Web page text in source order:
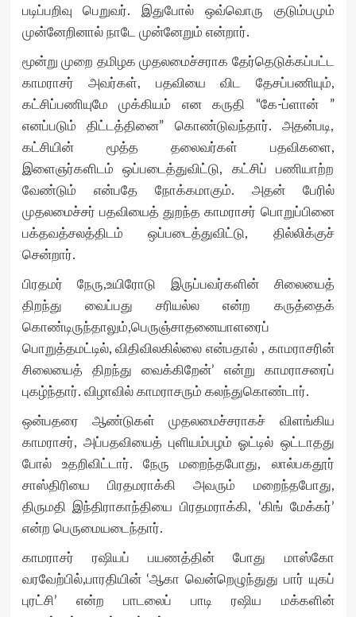
படிப்பறிவு பெறுவர். இதுபோல் ஒவ்வொரு குடும்பமும்
முன்னேறினால் நாடே முன்னேறும் என்றார்.
மூன்று முறை தமிழக முதலமைச்சராக தேர்தெடுக்கப்பட்ட
காமராசர் அவர்கள், பதவியை விட தேசப்பணியும்,
கட்சிப்பணியுமே முக்கியம் என கருதி “கே-ப்ளான் ”
எனப்படும் திட்டத்தினை” கொண்டுவந்தார். அதன்படி,
கட்சியின் மூத்த தலைவர்கள் பதவிகளை,
இளைஞர்களிடம் ஒப்படைத்துவிட்டு, கட்சிப் பணியாற்ற
வேண்டும் என்பதே நோக்கமாகும். அதன் பேரில்
முதலமைச்சர் பதவியைத் துறந்த காமராசர் பொறுப்பினை
பக்தவத்சலத்திடம் ஒப்படைத்துவிட்டு, தில்லிக்குச்
சென்றார்.
பிரதமர் நேரு,உயிரோடு இருப்பவர்களின் சிலையைத்
திறந்து வைப்பது சரியல்ல என்ற கருத்தைக்
கொண்டிருந்தாலும்,பெருஞ்சாதனையாளரைப்
பொறுத்தமட்டில், விதிவிலகில்லை என்பதால் , காமராசரின்
சிலையைத் திறந்து வைக்கிறேன்’ என்று காமராசரைப்
புகழ்ந்தார். விழாவில் காமராசரும் கலந்துகொண்டார்.
ஒன்பதரை ஆண்டுகள் முதலமைச்சராகச் விளங்கிய
காமராசர், அப்பதவியைத் புளியம்பழம் ஓட்டில் ஒட்டாதது
போல் உதறிவிட்டார். நேரு மறைந்தபோது, லால்பகதூர்
சாஸ்திரியை பிரதமராக்கி அவரும் மறைந்தபோது,
திருமதி இந்திராகாந்தியை பிரதமராக்கி, ‘கிங் மேக்கர்’
என்ற பெருமையடைந்தார்.
காமராசர் ரஷியப் பயணத்தின் போது மாஸ்கோ
வரவேற்பில்,பாரதியின் ‘ஆகா வென்றெழுந்துது பார் யுகப்
புரட்சி’ என்ற பாடலைப் பாடி ரஷிய மக்களின்